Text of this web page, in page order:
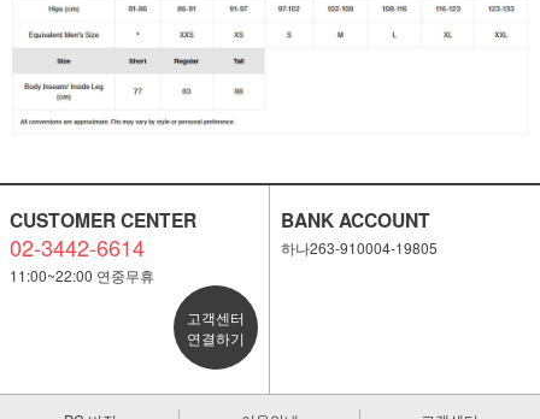
CUSTOMER CENTER
02-3442-6614
11:00~22:00 연중무휴
고객센터
연결하기
BANK ACCOUNT
하나263-910004-19805